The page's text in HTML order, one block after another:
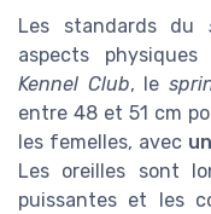
Les standards du
aspects
Kennel Club, le
entre 48 et 51 cm
les femelles, avec
Les oreilles sont
puissantes et les